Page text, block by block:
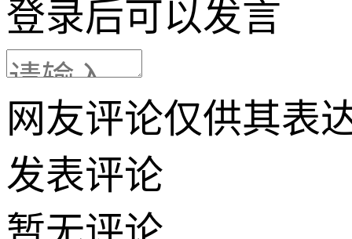
登录后可以发言
网友评论仅供其表
发表评论